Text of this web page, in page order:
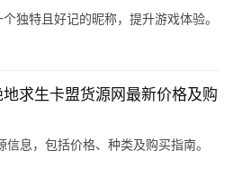
独特且好记的昵称，提升游戏体验。
求生卡盟货源网最新价格及购
息，包括价格、种类及购买指南。